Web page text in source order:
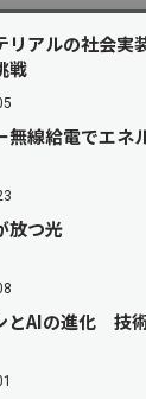
リアルの社会
戦
無線給電でエネ
放つ光
とAIの進化 技